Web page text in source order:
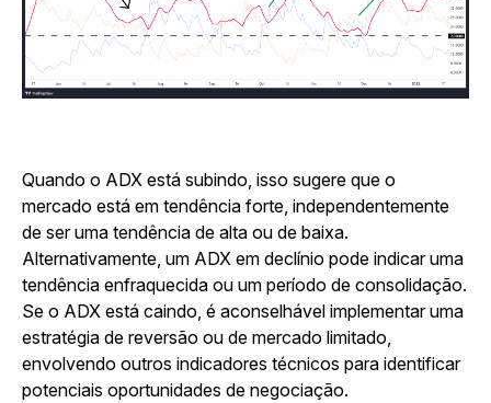
Quando o ADX está subindo, isso sugere que o
mercado está em tendência forte, independentemente
de ser uma tendência de alta ou de baixa.
Alternativamente, um ADX em declínio pode indicar uma
tendência enfraquecida ou um período de consolidação.
Se o ADX está caindo, é aconselhável implementar uma
estratégia de reversão ou de mercado limitado,
envolvendo outros indicadores técnicos para identificar
potenciais oportunidades de negociação.